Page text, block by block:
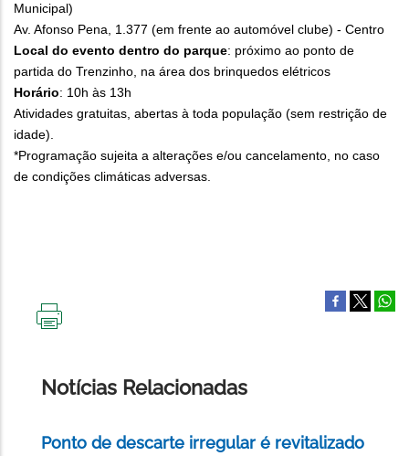
Municipal)
Av. Afonso Pena, 1.377 (em frente ao automóvel clube) - Centro
Local do evento dentro do parque: próximo ao ponto de
partida do Trenzinho, na área dos brinquedos elétricos
Horário: 10h às 13h
Atividades gratuitas, abertas à toda população (sem restrição de
idade).
*Programação sujeita a alterações e/ou cancelamento, no caso
de condições climáticas adversas.
Notícias Relacionadas
Ponto de descarte irregular é revitalizado